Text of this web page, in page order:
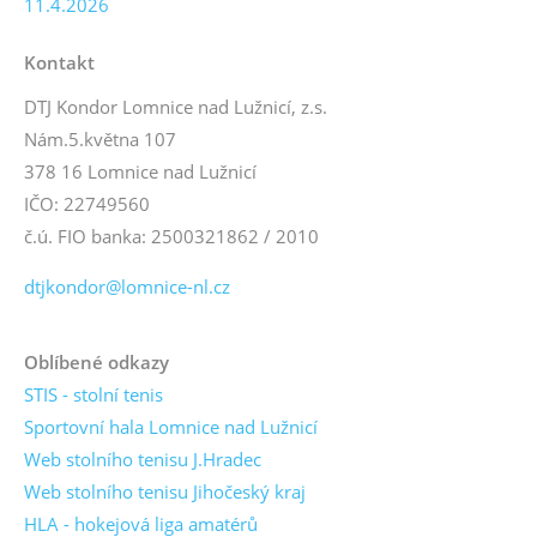
11.4.2026
Kontakt
DTJ Kondor Lomnice nad Lužnicí, z.s.
Nám.5.května 107
378 16 Lomnice nad Lužnicí
IČO: 22749560
č.ú. FIO banka: 2500321862 / 2010
dtjkondor@lomnice-nl.cz
Oblíbené odkazy
STIS - stolní tenis
Sportovní hala Lomnice nad Lužnicí
Web stolního tenisu J.Hradec
Web stolního tenisu Jihočeský kraj
HLA - hokejová liga amatérů